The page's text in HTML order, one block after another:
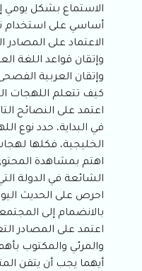
الاستماع بشكل يومي
أساسي على استخدام
الاعتماد على المصادر
وإتقان قواعد اللغة
وإتقان العربية
كيف تتعلم اللهجات
اعتمد على النصائح
في البداية، حدد نوع
الخليجية، فكلها
اهتم بمشاهدة
الشائعة في الدولة
احرص على الحديث
بالانضمام إلى
اعتمد على المصادر
والمرئي والمكتوب
أيهما يجب أن يتقن